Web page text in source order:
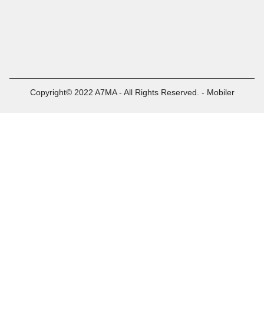
Copyright© 2022 A7MA - All Rights Reserved. - Mobiler